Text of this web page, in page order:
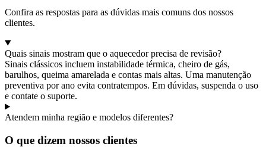
Confira as respostas para as dúvidas mais comuns dos nossos
clientes.
Quais sinais mostram que o aquecedor precisa de revisão?
Sinais clássicos incluem instabilidade térmica, cheiro de gás,
barulhos, queima amarelada e contas mais altas. Uma manutenção
preventiva por ano evita contratempos. Em dúvidas, suspenda o uso
e contate o suporte.
Atendem minha região e modelos diferentes?
O que dizem nossos clientes